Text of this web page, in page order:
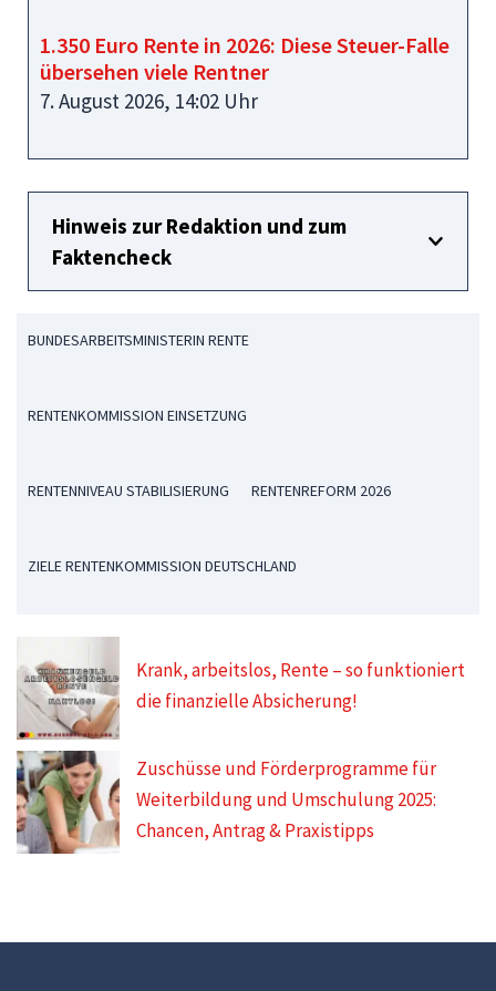
1.350 Euro Rente in 2026: Diese Steuer-Falle
übersehen viele Rentner
7. August 2026, 14:02 Uhr
Hinweis zur Redaktion und zum
Faktencheck
BUNDESARBEITSMINISTERIN RENTE
RENTENKOMMISSION EINSETZUNG
RENTENNIVEAU STABILISIERUNG RENTENREFORM 2026
ZIELE RENTENKOMMISSION DEUTSCHLAND
Krank, arbeitslos, Rente – so funktioniert
die finanzielle Absicherung!
Zuschüsse und Förderprogramme für
Weiterbildung und Umschulung 2025:
Chancen, Antrag & Praxistipps